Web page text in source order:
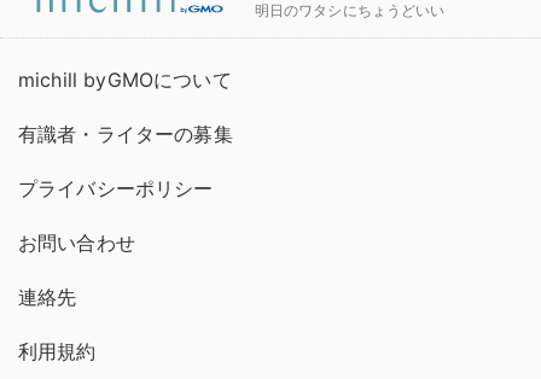
明日のワタシにちょうどいい
michill byGMOについて
有識者・ライターの募集
プライバシーポリシー
お問い合わせ
連絡先
利用規約